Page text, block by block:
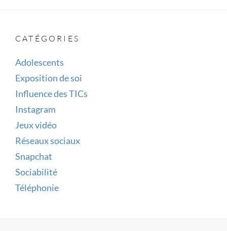
CATÉGORIES
Adolescents
Exposition de soi
Influence des TICs
Instagram
Jeux vidéo
Réseaux sociaux
Snapchat
Sociabilité
Téléphonie